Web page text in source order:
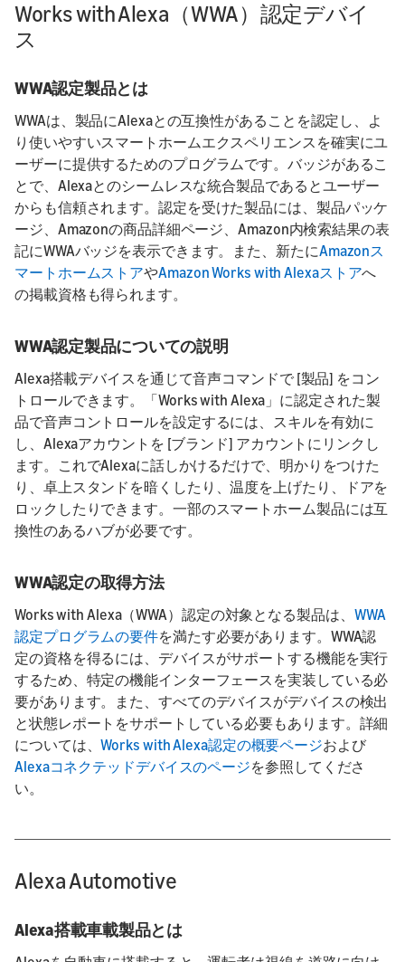
Works with Alexa（WWA）認定デバイ
ス
WWA認定製品とは
WWAは、製品にAlexaとの互換性があることを認定し、よ
り使いやすいスマートホームエクスペリエンスを確実にユ
ーザーに提供するためのプログラムです。バッジがあるこ
とで、Alexaとのシームレスな統合製品であるとユーザー
からも信頼されます。認定を受けた製品には、製品パッケ
ージ、Amazonの商品詳細ページ、Amazon内検索結果の表
記にWWAバッジを表示できます。また、新たにAmazonス
マートホームストアやAmazon Works with Alexaストアへ
の掲載資格も得られます。
WWA認定製品についての説明
Alexa搭載デバイスを通じて音声コマンドで [製品] をコン
トロールできます。「Works with Alexa」に認定された製
品で音声コントロールを設定するには、スキルを有効に
し、Alexaアカウントを [ブランド] アカウントにリンクし
ます。これでAlexaに話しかけるだけで、明かりをつけた
り、卓上スタンドを暗くしたり、温度を上げたり、ドアを
ロックしたりできます。一部のスマートホーム製品には互
換性のあるハブが必要です。
WWA認定の取得方法
Works with Alexa（WWA）認定の対象となる製品は、 WWA
認定プログラムの要件を満たす必要があります。WWA認
定の資格を得るには、デバイスがサポートする機能を実行
するため、特定の機能インターフェースを実装している必
要があります。また、すべてのデバイスがデバイスの検出
と状態レポートをサポートしている必要もあります。詳細
については、Works with Alexa認定の概要ページおよび
Alexaコネクテッドデバイスのページを参照してくださ
い。
Alexa Automotive
Alexa搭載車載製品とは